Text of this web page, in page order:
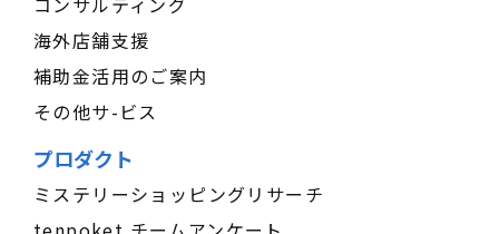
海外店舗支援
補助金活用のご案内
その他サ-ビス
プロダクト
ミステリーショッピングリサーチ